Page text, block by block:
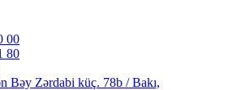
00
80
Bəy Zərdabi küç. 78b / Bakı,